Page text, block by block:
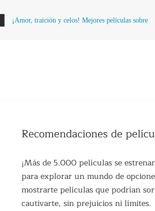
¡Amor, traición y celos! Mejores películas sobre
Recomendaciones de
¡Más de 5.000 películas se
para explorar un mundo de
mostrarte películas que podrían
cautivarte, sin prejuicios ni límites.